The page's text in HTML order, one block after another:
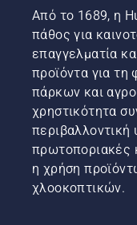
Από το 1689, η
πάθος για
επαγγελματία
προϊόντα για τη
πάρκων και
χρηστικότητα
περιβαλλοντική
πρωτοποριακές
η χρήση
χλοοκοπτικών.